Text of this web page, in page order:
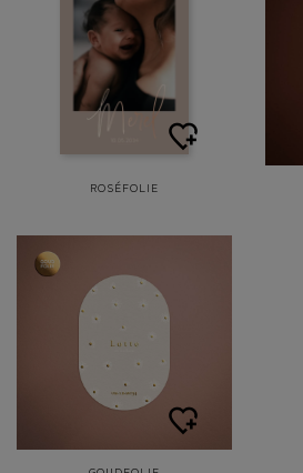
ROSÉFOLIE